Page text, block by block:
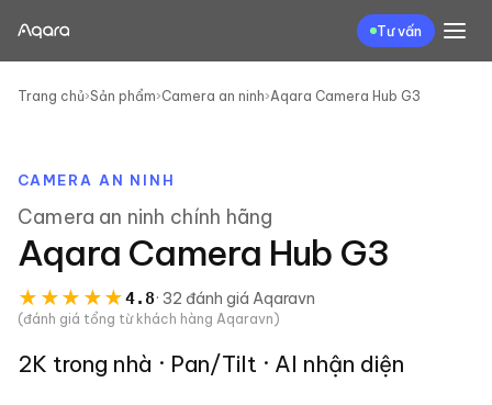
Tư vấn
Trang chủ›Sản phẩm›Camera an ninh›Aqara Camera Hub G3
CAMERA AN NINH
Camera an ninh chính hãng
Aqara Camera Hub G3
★ ★★ ★★4.8· 32 đánh giá Aqaravn
(đánh giá tổng từ khách hàng Aqaravn)
2K trong nhà · Pan/Tilt · AI nhận diện